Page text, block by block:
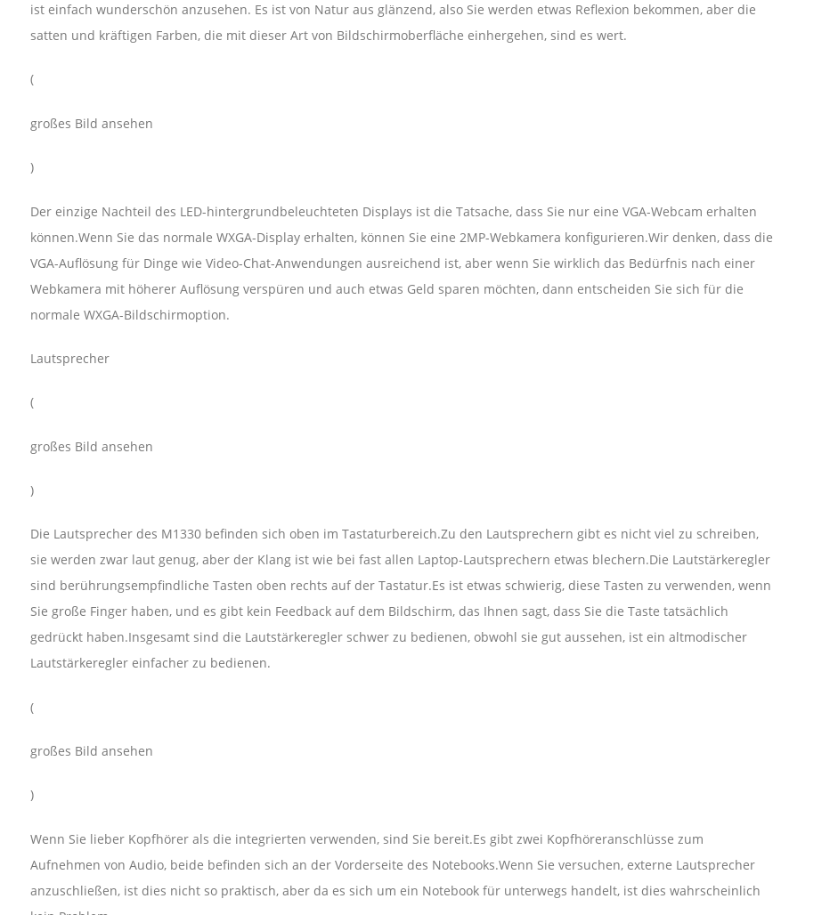
ist einfach wunderschön anzusehen. Es ist von Natur aus glänzend, also Sie werden etwas Reflexion bekommen, aber die
satten und kräftigen Farben, die mit dieser Art von Bildschirmoberfläche einhergehen, sind es wert.
(
großes Bild ansehen
)
Der einzige Nachteil des LED-hintergrundbeleuchteten Displays ist die Tatsache, dass Sie nur eine VGA-Webcam erhalten
können.Wenn Sie das normale WXGA-Display erhalten, können Sie eine 2MP-Webkamera konfigurieren.Wir denken, dass die
VGA-Auflösung für Dinge wie Video-Chat-Anwendungen ausreichend ist, aber wenn Sie wirklich das Bedürfnis nach einer
Webkamera mit höherer Auflösung verspüren und auch etwas Geld sparen möchten, dann entscheiden Sie sich für die
normale WXGA-Bildschirmoption.
Lautsprecher
(
großes Bild ansehen
)
Die Lautsprecher des M1330 befinden sich oben im Tastaturbereich.Zu den Lautsprechern gibt es nicht viel zu schreiben,
sie werden zwar laut genug, aber der Klang ist wie bei fast allen Laptop-Lautsprechern etwas blechern.Die Lautstärkeregler
sind berührungsempfindliche Tasten oben rechts auf der Tastatur.Es ist etwas schwierig, diese Tasten zu verwenden, wenn
Sie große Finger haben, und es gibt kein Feedback auf dem Bildschirm, das Ihnen sagt, dass Sie die Taste tatsächlich
gedrückt haben.Insgesamt sind die Lautstärkeregler schwer zu bedienen, obwohl sie gut aussehen, ist ein altmodischer
Lautstärkeregler einfacher zu bedienen.
(
großes Bild ansehen
)
Wenn Sie lieber Kopfhörer als die integrierten verwenden, sind Sie bereit.Es gibt zwei Kopfhöreranschlüsse zum
Aufnehmen von Audio, beide befinden sich an der Vorderseite des Notebooks.Wenn Sie versuchen, externe Lautsprecher
anzuschließen, ist dies nicht so praktisch, aber da es sich um ein Notebook für unterwegs handelt, ist dies wahrscheinlich